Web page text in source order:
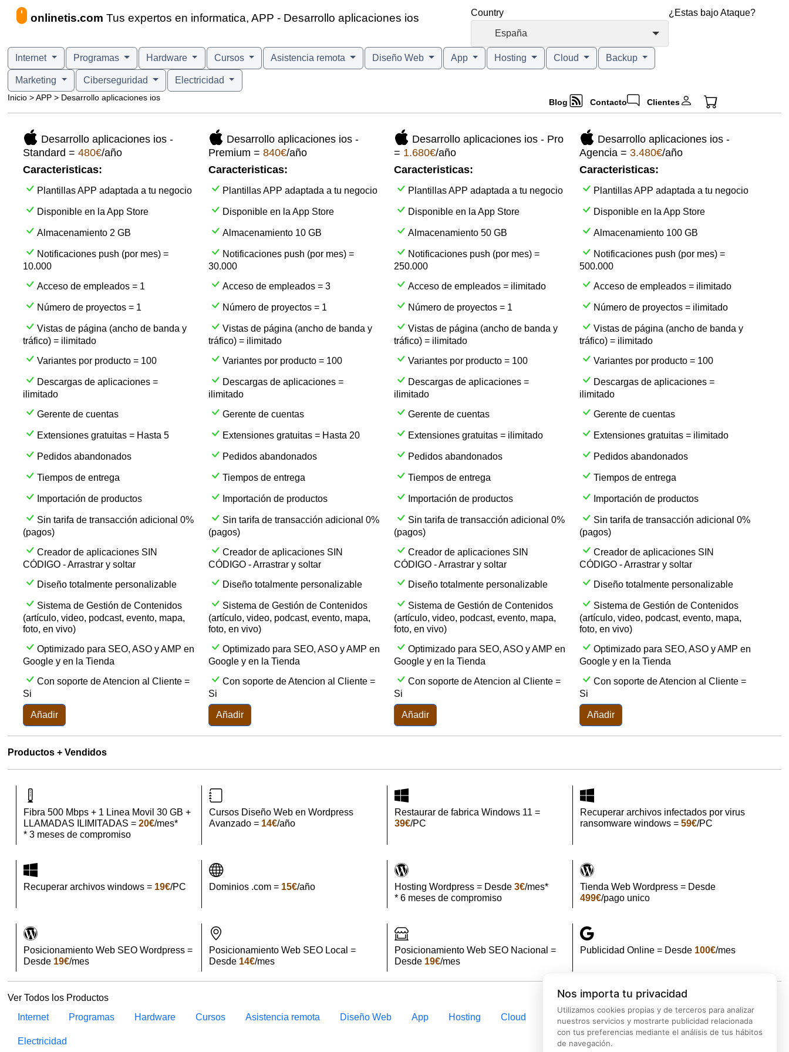
onlinetis.com Tus expertos en informatica, APP - Desarrollo aplicaciones ios Country
España
¿Estas bajo Ataque?
Nos importa tu privacidad
Utilizamos cookies propias y de terceros para analizar
nuestros servicios y mostrarte publicidad relacionada
con tus preferencias mediante el análisis de tus hábitos
de navegación.
Internet Programas Hardware Cursos Asistencia remota Diseño Web App Hosting Cloud Backup
Marketing Ciberseguridad Electricidad
Inicio > APP > Desarrollo aplicaciones ios Blog Contacto Clientes
Desarrollo aplicaciones ios -
Standard = 480€/año
Caracteristicas:
Plantillas APP adaptada a tu negocio
Disponible en la App Store
Almacenamiento 2 GB
Notificaciones push (por mes) =
10.000
Acceso de empleados = 1
Número de proyectos = 1
Vistas de página (ancho de banda y
tráfico) = ilimitado
Variantes por producto = 100
Descargas de aplicaciones =
ilimitado
Gerente de cuentas
Extensiones gratuitas = Hasta 5
Pedidos abandonados
Tiempos de entrega
Importación de productos
Sin tarifa de transacción adicional 0%
(pagos)
Creador de aplicaciones SIN
CÓDIGO - Arrastrar y soltar
Diseño totalmente personalizable
Sistema de Gestión de Contenidos
(artículo, video, podcast, evento, mapa,
foto, en vivo)
Optimizado para SEO, ASO y AMP en
Google y en la Tienda
Con soporte de Atencion al Cliente =
Si
Añadir
Desarrollo aplicaciones ios -
Premium = 840€/año
Caracteristicas:
Plantillas APP adaptada a tu negocio
Disponible en la App Store
Almacenamiento 10 GB
Notificaciones push (por mes) =
30.000
Acceso de empleados = 3
Número de proyectos = 1
Vistas de página (ancho de banda y
tráfico) = ilimitado
Variantes por producto = 100
Descargas de aplicaciones =
ilimitado
Gerente de cuentas
Extensiones gratuitas = Hasta 20
Pedidos abandonados
Tiempos de entrega
Importación de productos
Sin tarifa de transacción adicional 0%
(pagos)
Creador de aplicaciones SIN
CÓDIGO - Arrastrar y soltar
Diseño totalmente personalizable
Sistema de Gestión de Contenidos
(artículo, video, podcast, evento, mapa,
foto, en vivo)
Optimizado para SEO, ASO y AMP en
Google y en la Tienda
Con soporte de Atencion al Cliente =
Si
Añadir
Desarrollo aplicaciones ios - Pro
= 1.680€/año
Caracteristicas:
Plantillas APP adaptada a tu negocio
Disponible en la App Store
Almacenamiento 50 GB
Notificaciones push (por mes) =
250.000
Acceso de empleados = ilimitado
Número de proyectos = 1
Vistas de página (ancho de banda y
tráfico) = ilimitado
Variantes por producto = 100
Descargas de aplicaciones =
ilimitado
Gerente de cuentas
Extensiones gratuitas = ilimitado
Pedidos abandonados
Tiempos de entrega
Importación de productos
Sin tarifa de transacción adicional 0%
(pagos)
Creador de aplicaciones SIN
CÓDIGO - Arrastrar y soltar
Diseño totalmente personalizable
Sistema de Gestión de Contenidos
(artículo, video, podcast, evento, mapa,
foto, en vivo)
Optimizado para SEO, ASO y AMP en
Google y en la Tienda
Con soporte de Atencion al Cliente =
Si
Añadir
Desarrollo aplicaciones ios -
Agencia = 3.480€/año
Caracteristicas:
Plantillas APP adaptada a tu negocio
Disponible en la App Store
Almacenamiento 100 GB
Notificaciones push (por mes) =
500.000
Acceso de empleados = ilimitado
Número de proyectos = ilimitado
Vistas de página (ancho de banda y
tráfico) = ilimitado
Variantes por producto = 100
Descargas de aplicaciones =
ilimitado
Gerente de cuentas
Extensiones gratuitas = ilimitado
Pedidos abandonados
Tiempos de entrega
Importación de productos
Sin tarifa de transacción adicional 0%
(pagos)
Creador de aplicaciones SIN
CÓDIGO - Arrastrar y soltar
Diseño totalmente personalizable
Sistema de Gestión de Contenidos
(artículo, video, podcast, evento, mapa,
foto, en vivo)
Optimizado para SEO, ASO y AMP en
Google y en la Tienda
Con soporte de Atencion al Cliente =
Si
Añadir
Productos + Vendidos
Fibra 500 Mbps + 1 Linea Movil 30 GB +
LLAMADAS ILIMITADAS = 20€/mes*
* 3 meses de compromiso
Cursos Diseño Web en Wordpress
Avanzado = 14€/año
Restaurar de fabrica Windows 11 =
39€/PC
Recuperar archivos infectados por virus
ransomware windows = 59€/PC
Recuperar archivos windows = 19€/PC Dominios .com = 15€/año Hosting Wordpress = Desde 3€/mes*
* 6 meses de compromiso
Tienda Web Wordpress = Desde
499€/pago unico
Posicionamiento Web SEO Wordpress =
Desde 19€/mes
Posicionamiento Web SEO Local =
Desde 14€/mes
Posicionamiento Web SEO Nacional =
Desde 19€/mes
Publicidad Online = Desde 100€/mes
Ver Todos los Productos
Internet
Programas Hardware Cursos Asistencia remota Diseño Web App Hosting Cloud Backup Marketing Ciberseguridad
Electricidad